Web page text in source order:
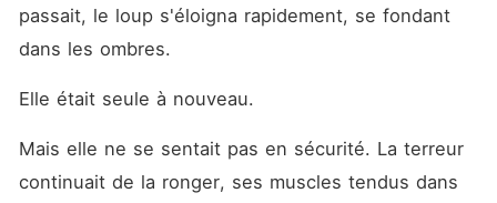
passait, le loup s'éloigna rapidement, se fondant
dans les ombres.
Elle était seule à nouveau.
Mais elle ne se sentait pas en sécurité. La terreur
continuait de la ronger, ses muscles tendus dans